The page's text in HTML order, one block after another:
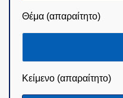
Θέμα (απαραίτητο)
Κείμενο (απαραίτητο)